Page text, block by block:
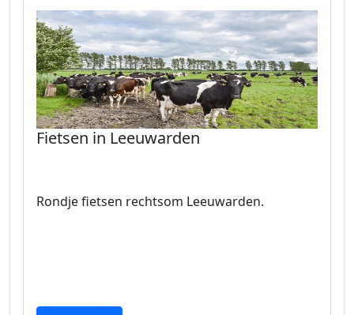
Fietsen in Leeuwarden
Rondje fietsen rechtsom Leeuwarden.